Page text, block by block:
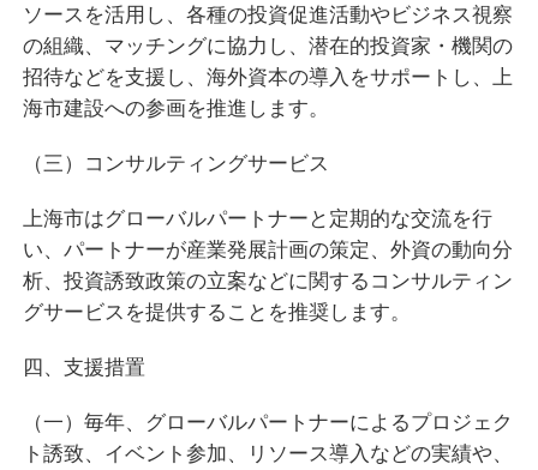
ソースを活用し、各種の投資促進活動やビジネス視察
の組織、マッチングに協力し、潜在的投資家・機関の
招待などを支援し、海外資本の導入をサポートし、上
海市建設への参画を推進します。
（三）コンサルティングサービス
上海市はグローバルパートナーと定期的な交流を行
い、パートナーが産業発展計画の策定、外資の動向分
析、投資誘致政策の立案などに関するコンサルティン
グサービスを提供することを推奨します。
四、支援措置
（一）毎年、グローバルパートナーによるプロジェク
ト誘致、イベント参加、リソース導入などの実績や、